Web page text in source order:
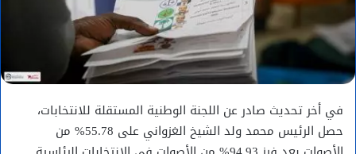
في أخر تحديث صادر عن اللجنة الوطنية المستقلة للانتخابات،
حصل الرئيس محمد ولد الشيخ الغزواني على 55.78% من